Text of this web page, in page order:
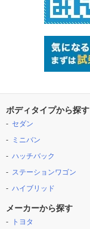
ボディタイプから探す
セダン
ミニバン
ハッチバック
ステーションワゴン
ハイブリッド
メーカーから探す
トヨタ